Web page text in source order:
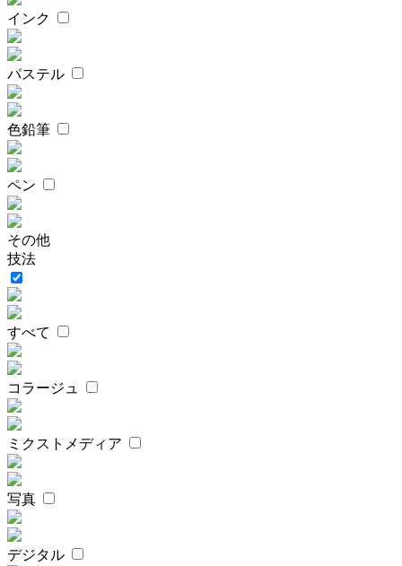
インク
パステル
色鉛筆
ペン
その他
技法
すべて
コラージュ
ミクストメディア
写真
デジタル